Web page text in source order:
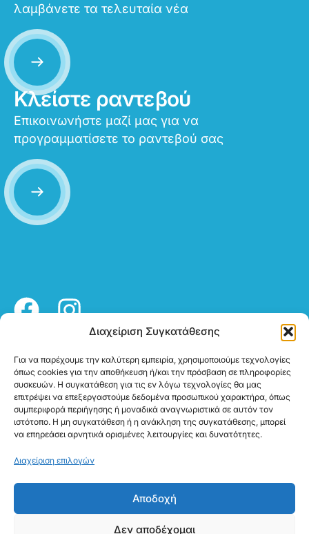
Διαχείριση Συγκατάθεσης
Για να παρέχουμε την καλύτερη εμπειρία, χρησιμοποιούμε τεχνολογίες
όπως cookies για την αποθήκευση ή/και την πρόσβαση σε πληροφορίες
συσκευών. Η συγκατάθεση για τις εν λόγω τεχνολογίες θα μας
επιτρέψει να επεξεργαστούμε δεδομένα προσωπικού χαρακτήρα, όπως
συμπεριφορά περιήγησης ή μοναδικά αναγνωριστικά σε αυτόν τον
ιστότοπο. Η μη συγκατάθεση ή η ανάκληση της συγκατάθεσης, μπορεί
να επηρεάσει αρνητικά ορισμένες λειτουργίες και δυνατότητες.
Διαχείριση επιλογών
Αποδοχή
Δεν αποδέχομαι
λαμβάνετε τα τελευταία νέα
Κλείστε ραντεβού
Επικοινωνήστε μαζί μας για να
προγραμματίσετε το ραντεβού σας
Επικοινωνία
2310 287 676
2107775284
info@chrysikoshearing.gr
Καταστήματα
Βρείτε τα καταστήματά
μας
©2026 Χρυσικός. All rights Website by